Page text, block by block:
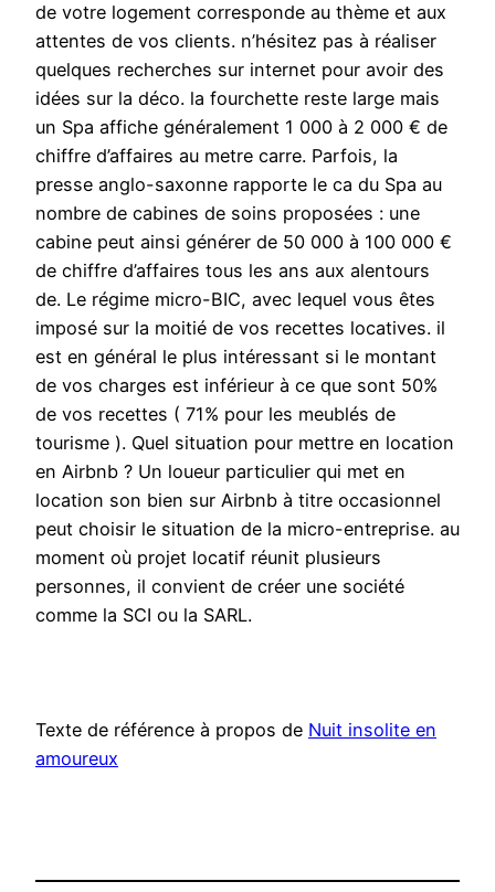
de votre logement corresponde au thème et aux
attentes de vos clients. n’hésitez pas à réaliser
quelques recherches sur internet pour avoir des
idées sur la déco. la fourchette reste large mais
un Spa affiche généralement 1 000 à 2 000 € de
chiffre d’affaires au metre carre. Parfois, la
presse anglo-saxonne rapporte le ca du Spa au
nombre de cabines de soins proposées : une
cabine peut ainsi générer de 50 000 à 100 000 €
de chiffre d’affaires tous les ans aux alentours
de. Le régime micro-BIC, avec lequel vous êtes
imposé sur la moitié de vos recettes locatives. il
est en général le plus intéressant si le montant
de vos charges est inférieur à ce que sont 50%
de vos recettes ( 71% pour les meublés de
tourisme ). Quel situation pour mettre en location
en Airbnb ? Un loueur particulier qui met en
location son bien sur Airbnb à titre occasionnel
peut choisir le situation de la micro-entreprise. au
moment où projet locatif réunit plusieurs
personnes, il convient de créer une société
comme la SCI ou la SARL.
Texte de référence à propos de Nuit insolite en
amoureux